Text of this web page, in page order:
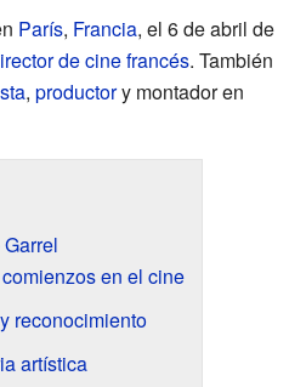
París, Francia, el 6 de abril de
de cinefrancés. También
, productory montador en
en el cine
reconocimiento
artística